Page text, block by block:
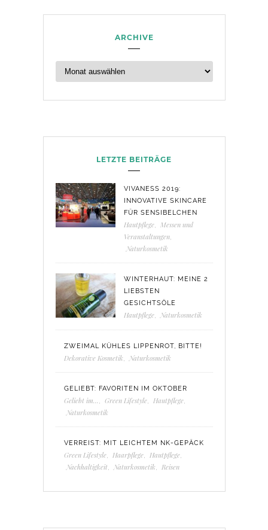
ARCHIVE
LETZTE BEITRÄGE
VIVANESS 2019:
INNOVATIVE SKINCARE
FÜR SENSIBELCHEN
Hautpflege, Messen und
Veranstaltungen,
Naturkosmetik
WINTERHAUT: MEINE 2
LIEBSTEN
GESICHTSÖLE
Hautpflege, Naturkosmetik
ZWEIMAL KÜHLES LIPPENROT, BITTE!
Dekorative Kosmetik, Naturkosmetik
GELIEBT: FAVORITEN IM OKTOBER
Geliebt im... , Green Lifestyle, Hautpflege,
Naturkosmetik
VERREIST: MIT LEICHTEM NK-GEPÄCK
Green Lifestyle, Haarpflege, Hautpflege,
Nachhaltigkeit, Naturkosmetik, Reisen